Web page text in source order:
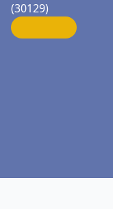
(30129)